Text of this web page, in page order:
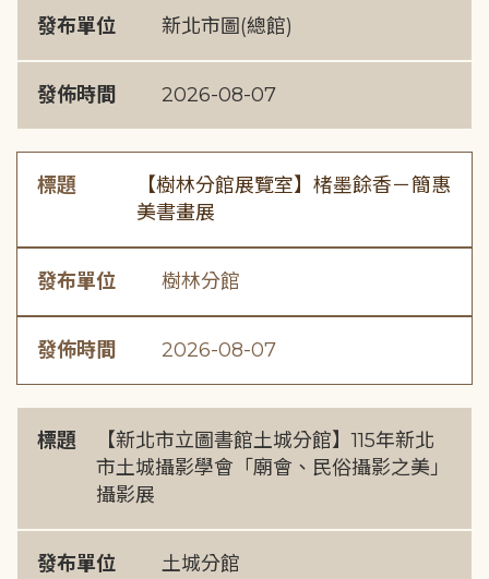
發布單位 新北市圖(總館)
發佈時間 2026-08-07
標題
【樹林分館展覽室】楮墨餘香－簡惠
美書畫展
發布單位 樹林分館
發佈時間 2026-08-07
標題
【新北市立圖書館土城分館】115年新北
市土城攝影學會「廟會、民俗攝影之美」
攝影展
發布單位 土城分館